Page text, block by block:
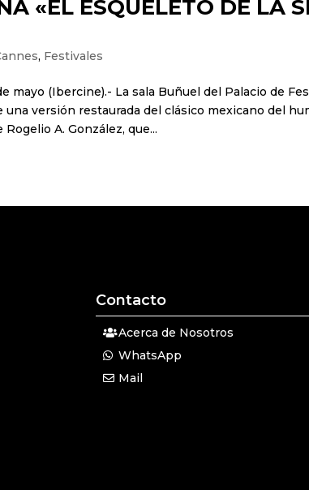
«EL ESQUELETO DE LA
, Festivales
mayo (Ibercine).- La sala Buñuel del Palacio de
versión restaurada del clásico mexicano del
A. González, que...
Contacto
Acerca de Nosotros
WhatsApp
Mail